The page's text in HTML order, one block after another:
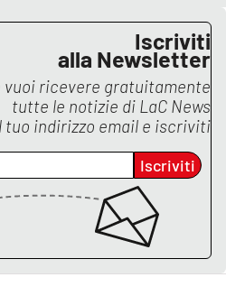
Iscriviti
alla Newsletter
vuoi ricevere gratuitamente
tutte le notizie di LaC News
tuo indirizzo email e iscriviti
Iscriviti